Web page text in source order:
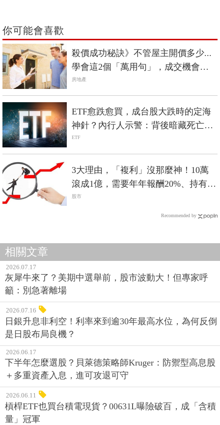
你可能會喜歡
殺價成功秘訣》不管屋主開價多少...
學會這2個「萬用句」，成交機會大
增！
房地產
ETF愈跌愈買，成台股大跌時的定海
神針？內行人示警：背後暗藏死亡螺
旋風險
ETF
3大理由，「複利」沒那麼神！10萬
滾成1億，需要年年報酬20%、持有超
過40年...
股市
Recommended by
相關文章
2026.07.17
灰犀牛來了？美期中選舉前，股市波動大！但專家呼
籲：別急著離場
2026.07.16
日銀升息非利空！利率來到逾30年最高水位，為何反倒
是日股布局良機？
2026.06.17
下半年怎麼選股？貝萊德策略師Kruger：防禦型高息股
＋多重資產入息，進可攻退可守
2026.06.11
槓桿ETF也買台積電現貨？00631L曝險破百，成「含積
量」冠軍